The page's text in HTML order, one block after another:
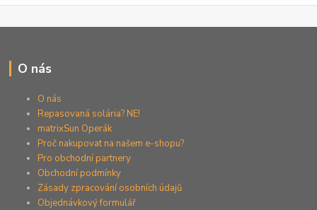
O nás
O nás
Repasovaná solária? NE!
matrixSun Operák
Proč nakupovat na našem e-shopu?
Pro obchodní partnery
Obchodní podmínky
Zásady zpracování osobních údajů
Objednávkový formulář